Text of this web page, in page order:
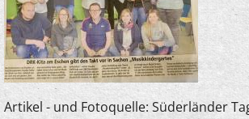
Artikel - und Fotoquelle: Süderländer